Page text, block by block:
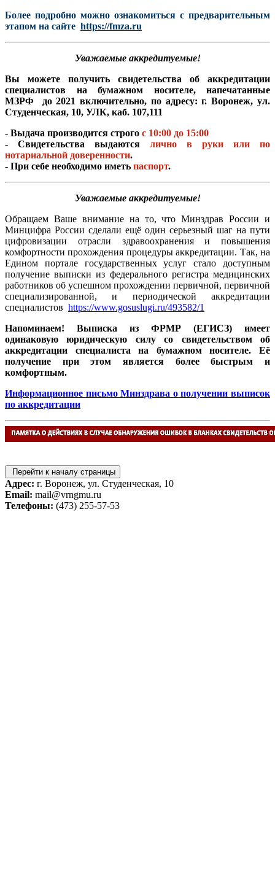
Более подробно можно ознакомиться с предварительным
этапом на сайте https://fmza.ru
Уважаемые аккредитуемые!
Вы можете получить свидетельства об аккредитации
специалистов на бумажном носителе, напечатанные
МЗРФ до 2021 включительно, по адресу: г. Воронеж, ул.
Студенческая, 10, УЛК, каб. 107,111
- Выдача производится строго с 10:00 до 15:00
- Свидетельства выдаются лично в руки или по
нотариальной доверенности.
- При себе необходимо иметь паспорт.
Уважаемые аккредитуемые!
Обращаем Ваше внимание на то, что Минздрав России и
Минцифра России сделали ещё один серьезный шаг на пути
цифровизации отрасли здравоохранения и повышения
комфортности прохождения процедуры аккредитации. Так, на
Едином портале государственных услуг стало доступным
получение выписки из федерального регистра медицинских
работников об успешном прохождении первичной, первичной
специализированной, и периодической аккредитации
специалистов https://www.gosuslugi.ru/493582/1
Напоминаем! Выписка из ФРМР (ЕГИСЗ) имеет
одинаковую юридическую силу со свидетельством об
аккредитации специалиста на бумажном носителе. Её
получение при этом является более быстрым и
комфортным.
Информационное письмо Минздрава о получении выписок
по аккредитации
Перейти к началу страницы
Адрес: г. Воронеж, ул. Студенческая, 10
Email: mail@vrngmu.ru
Телефоны: (473) 255-57-53